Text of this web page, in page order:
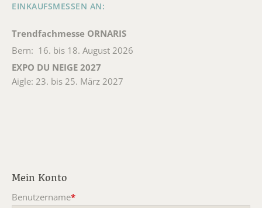
EINKAUFSMESSEN AN:
Trendfachmesse ORNARIS
Bern: 16. bis 18. August 2026
EXPO DU NEIGE 2027
Aigle: 23. bis 25. März 2027
Mein Konto
Benutzername*